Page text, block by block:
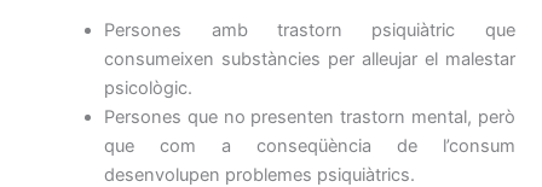
Persones amb trastorn psiquiàtric que
consumeixen substàncies per alleujar el malestar
psicològic.
Persones que no presenten trastorn mental, però
que com a conseqüència de l’consum
desenvolupen problemes psiquiàtrics.